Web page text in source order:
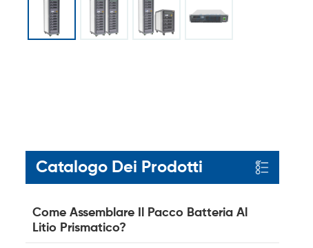
Catalogo Dei Prodotti
Come Assemblare Il Pacco Batteria Al
Litio Prismatico?